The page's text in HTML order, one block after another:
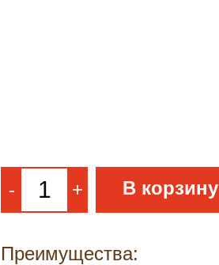
- + В корзину
Преимущества: